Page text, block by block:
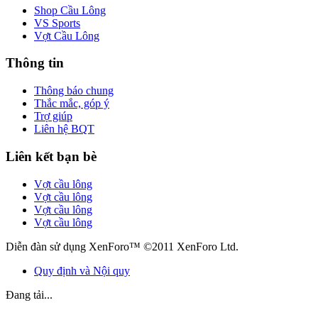
Shop Cầu Lông
VS Sports
Vợt Cầu Lông
Thông tin
Thông báo chung
Thắc mắc, góp ý
Trợ giúp
Liên hệ BQT
Liên kết bạn bè
Vợt cầu lông
Vợt cầu lông
Vợt cầu lông
Vợt cầu lông
Diễn đàn sử dụng XenForo™ ©2011 XenForo Ltd.
Quy định và Nội quy
Đang tải...